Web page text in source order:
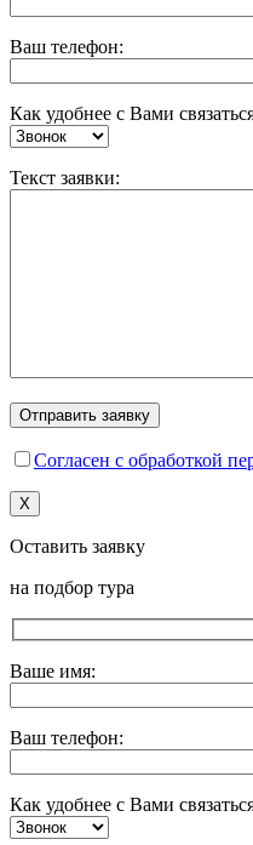
Ваш телефон:
Как удобнее с Вами
Текст заявки:
Согласен с обработкой
X
Оставить заявку
на подбор тура
Ваше имя:
Ваш телефон:
Как удобнее с Вами